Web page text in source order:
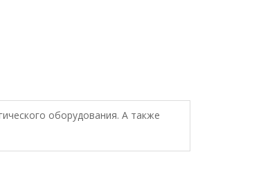
оборудования. А также